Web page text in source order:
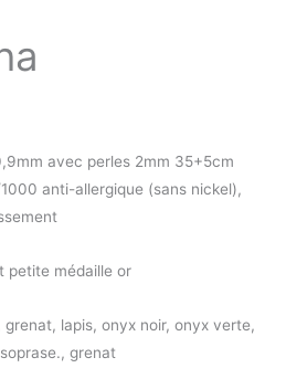
avec perles 2mm 35+5cm
anti-allergique (sans nickel),
petite médaille or
lapis, onyx noir, onyx verte,
grenat